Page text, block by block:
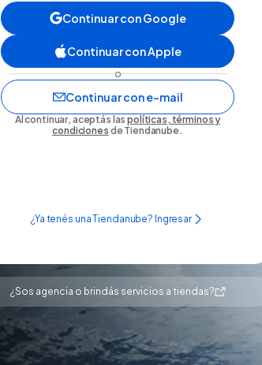
Continuar con Google
Continuar con Apple
o
Continuar con e-mail
Al continuar, aceptás laspolíticas, términos y
condiciones de Tiendanube.
¿Ya tenés una Tiendanube? Ingresar
¿Sos agencia o brindás servicios a tiendas?